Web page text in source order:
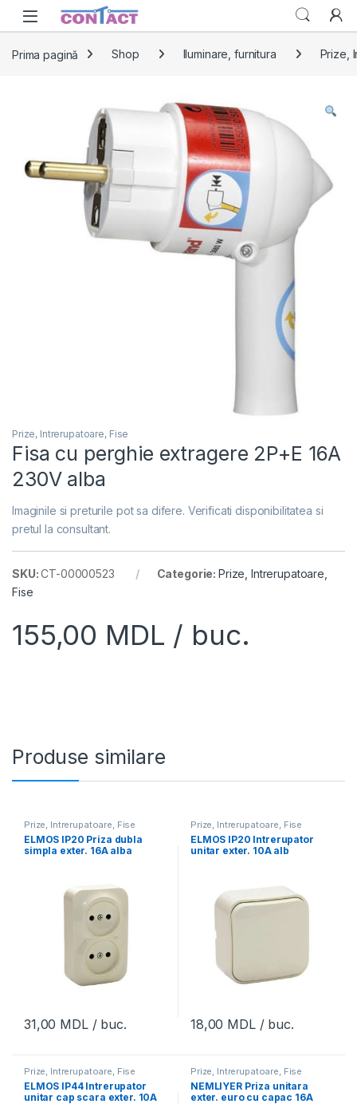
Skip to navigation
Skip to content
Prima pagină Shop Iluminare, furnitura Prize,
Prize, Intrerupatoare, Fise
Fisa cu perghie extragere 2P+E 16A
230V alba
Imaginile si preturile pot sa difere. Verificati disponibilitatea si
pretul la consultant.
SKU:CT-00000523 Categorie: Prize, Intrerupatoare,
Fise
155,00 MDL / buc.
Produse similare
Prize, Intrerupatoare, Fise
ELMOS IP20 Priza dubla
simpla exter. 16A alba
31,00 MDL/ buc.
Prize, Intrerupatoare, Fise
ELMOS IP20 Intrerupator
unitar exter. 10A alb
18,00 MDL/ buc.
Prize, Intrerupatoare, Fise
ELMOS IP44 Intrerupator
unitar cap scara exter. 10A
Prize, Intrerupatoare, Fise
NEMLIYER Priza unitara
exter. euro cu capac 16A